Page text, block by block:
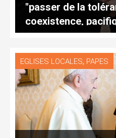
"passer de la
coexistence,
complète)
EGLISES LOCALES, PAPES